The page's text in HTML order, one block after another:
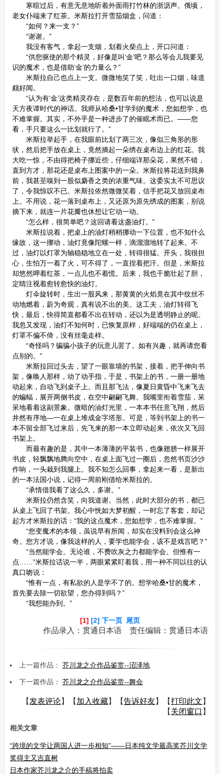
寒暄过后，有意无意地听着外面雨打竹林的浙沥声。俄顷，
老女仆端来了红茶。米斯拉打开雪茄烟盒，问道：
“如何？来一支？”
“谢谢。”
我没有客气，拿起一支烟，划着火柴点上，开口问道：
“供您驱使的那个精灵，好像是叫‘金’吧？那么等会儿我要见
识的魔术，也是借助‘金’的力量么？”
米斯拉自己也点上一支。微微地笑了笑，吐出一口烟，味道
颇好闻。
“认为有‘金’这类精灵存在，是数百年前的想法，也可以说是
天方夜谭时代的神话。我师从哈桑•甘学到的魔术，您如想学，也
不难掌握。其实，不外乎是一种进步了的催眠术而已。——您
看，手只要这么一比划就行了。”
米斯拉举起手，在我眼前比划了两三次，像似三角形的形
状，然后把手放在桌上，竟然摘起一朵绣在桌布边上的红花。我
大吃一惊，不由得把椅子挪近些，仔细端详那朵花，果然不错，
直到方才，那花还是桌布上图案中的一朵。米斯拉将花送到我鼻
前，我甚至嗅到一股似麝香之类的浓重气味。这委实太不可思议
了，令我惊叹不已。米斯拉依然微微笑着，信手把花又放回桌布
上。不用说，花一落到桌布上，又还原为原先绣成的图案，别说
摘下来，就连一片花瓣也休想让它动一动。
“怎么样，很简单吧？这回请看这盏油灯。”
米斯拉说着，把桌上的油灯稍稍挪动一下位置，也不知什么
缘故，这一挪动，油灯竟像陀螺一样，滴溜溜地转了起来。不
过，油灯以灯罩为轴稳稳地立在一处，转得很猛。开头，我很担
心，生怕万一着了火，可不得了，一直捏着把汗。但是，米斯拉
却悠然呷着红茶，一点儿也不着慌。后来，我也干脆壮起了胆，
定睛注视着愈转愈快的油灯。
灯伞旋转时，生出一股风来，那黄黄的火焰竟在其中纹丝不
动地燃着，蔚为奇观，真有说不出的美。这工夫，油灯转得飞
快，最后，快得简直都看不出在转动，还以为是透明静止的呢。
我忽又发现，油灯不知何时，已恢复原样，好端端的仍在桌上，
灯罩不偏不倚，没有丝毫走样。
“奇怪吗？骗骗小孩子的玩意儿罢了。如有兴趣，就再请您看
点别的。”
米斯拉回过头去，望了一眼靠墙的书架，接着，把手伸向书
架，像唤人那样，动了动手指，于是，书架上的书，一册一册地
动起来，自动飞到桌子上。而且那飞法，像夏日黄昏中飞来飞去
的蝙蝠，展开两侧书皮，在空中翩翩飞舞。我嘴里衔着雪茄，呆
呆地看着这副景象。微暗的油灯光里，一本本书任意飞翔，然后
井然有序地—一在桌上堆成金字塔形。可是，等到书架上的书一
本不留全部飞过来后，先飞来的那一本立即动起来，依次又飞回
书架上。
而最有趣的是，其中一本薄薄的平装书，也像翅膀一样展开
书皮，轻飘飘地腾向空中，在桌上面飞过一圈后，忽然书页沙沙
作响，一头栽到我腿上。我不知怎么回事，拿起来一看，是新出
的一本法国小说，记得一周前刚借给米斯拉的。
“承情借我看了这么久，多谢。”
米斯拉仍然含笑，向我道谢。当然，此时大部分的书，都已
从桌上飞回了书架。我心中恍如大梦初醒，一时忘了客套，却记
起方才米斯拉的话：“我的这点魔术，您如想学，也不难掌握。”
“您变魔术的本领，虽说早有所闻，却实在没料到会这么神
奇。您方才说，像我这样的人，要学也能学会，该不是戏言吧？”
“当然能学会。无论谁，不费吹灰之力都能学会。但惟有一
点……”米斯拉话说一半，两眼紧紧盯着我，用一种不同以往的认
真口吻说：
“惟有一点，有私欲的人是学不了的。想学哈桑•甘的魔术，
首先要去除一切欲望，您办得到吗？”
“我想能办到。”
[1] [2] 下一页 尾页
作品录入：贯通日本语 责任编辑：贯通日本语
上一篇作品： 芥川龙之介作品鉴赏--沼泽地
下一篇作品： 芥川龙之介作品鉴赏--舞会
【 发表评论】【 加入收藏】【告诉好友】【打印此文 】
【 关闭窗口 】
相关文章
“跨境的文学让两国人进一步相知”——日本纯文学最高奖芥川文学
奖得主又吉直树
日本作家芥川龙之介的手稿将拍卖